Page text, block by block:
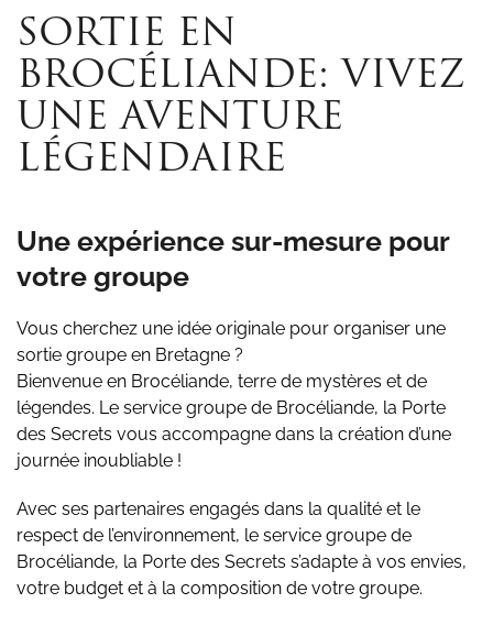
SORTIE EN
BROCÉLIANDE: VIVEZ
UNE AVENTURE
LÉGENDAIRE
Une expérience sur-mesure pour
votre groupe
Vous cherchez une idée originale pour organiser une
sortie groupe en Bretagne ?
Bienvenue en Brocéliande, terre de mystères et de
légendes. Le service groupe de Brocéliande, la Porte
des Secrets vous accompagne dans la création d’une
journée inoubliable !
Avec ses partenaires engagés dans la qualité et le
respect de l’environnement, le service groupe de
Brocéliande, la Porte des Secrets s’adapte à vos envies,
votre budget et à la composition de votre groupe.